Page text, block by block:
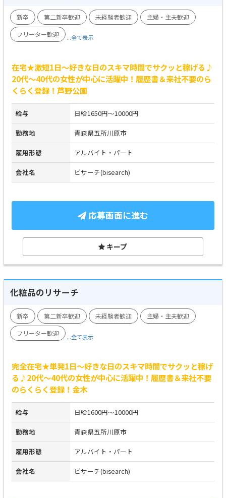
新卒 第二新卒歓迎 未経験者歓迎
主婦・主夫歓迎
フリーター歓迎
...全て表示
在宅★激短1日～好きな日のスキマ時間でサクッと稼げる♪
20代～40代の女性が中心に活躍中！履歴書＆来社不要のら
くらく登録！芦野公園
給与 日給1650円～10000円
勤務地 青森県五所川原市
雇用形態 アルバイト・パート
会社名 ビサーチ(bisearch)
応募画面に進む
キープ
化粧品のリサーチ
新卒 第二新卒歓迎 未経験者歓迎
主婦・主夫歓迎
フリーター歓迎
...全て表示
完全在宅★単発1日～好きな日のスキマ時間でサクッと稼げ
る♪20代～40代の女性が中心に活躍中！履歴書＆来社不要
のらくらく登録！金木
給与 日給1600円～10000円
勤務地 青森県五所川原市
雇用形態 アルバイト・パート
会社名 ビサーチ(bisearch)